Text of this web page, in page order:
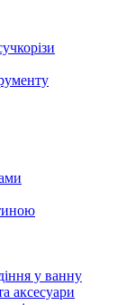
у ванну
аксесуари